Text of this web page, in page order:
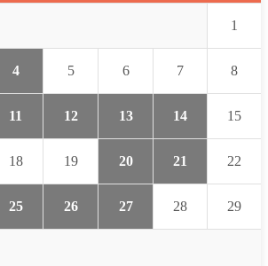
1
4 5 6 7 8
11 12 13 14 15
18 19 20 21 22
25 26 27 28 29